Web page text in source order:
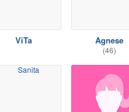
ViTa Agnese
(46)